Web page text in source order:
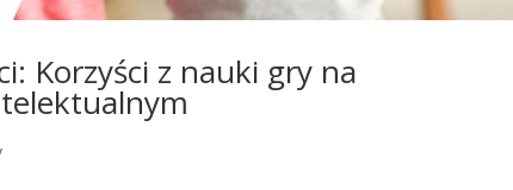
Korzyści z nauki gry na